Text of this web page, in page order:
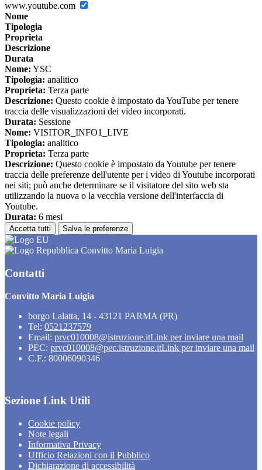
www.youtube.com
Nome
Tipologia
Proprieta
Descrizione
Durata
Nome: YSC
Tipologia: analitico
Proprieta: Terza parte
Descrizione: Questo cookie è impostato da YouTube per tenere
traccia delle visualizzazioni dei video incorporati.
Durata: Sessione
Nome: VISITOR_INFO1_LIVE
Tipologia: analitico
Proprieta: Terza parte
Descrizione: Questo cookie è impostato da Youtube per tenere
traccia delle preferenze dell'utente per i video di Youtube incorporati
nei siti; può anche determinare se il visitatore del sito web sta
utilizzando la nuova o la vecchia versione dell'interfaccia di
Youtube.
Durata: 6 mesi
Accetta tutti Salva le preferenze
Convitto Maria Luigia
Contatti
Convitto Maria Luigia
borgo Lalatta, 14 - 43121 PARMA (PR)
Tel: 0521237579
Email: prvc010008@istruzione.itLink per inviare una mail
PEC: prvc010008@pec.istruzione.itLink per inviare una mail
C.F.: 80006090346
Sezione Link Utili
Cookie policy
Note legali
Informativa Privacy
Ufficio Relazioni con il Pubblico
Dichiarazione di accessibilità